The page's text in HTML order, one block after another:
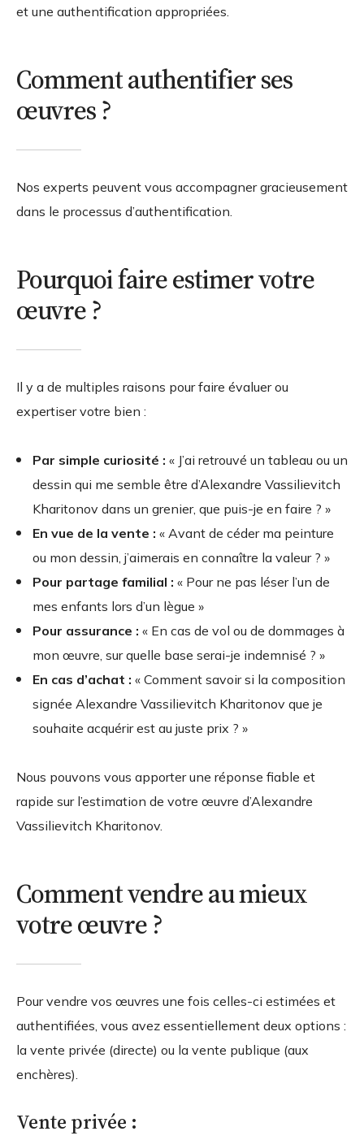
et une authentification appropriées.
Comment authentifier ses
œuvres ?
Nos experts peuvent vous accompagner gracieusement
dans le processus d’authentification.
Pourquoi faire estimer votre
œuvre ?
Il y a de multiples raisons pour faire évaluer ou
expertiser votre bien :
Par simple curiosité : « J’ai retrouvé un tableau ou un
dessin qui me semble être d’Alexandre Vassilievitch
Kharitonov dans un grenier, que puis-je en faire ? »
En vue de la vente : « Avant de céder ma peinture
ou mon dessin, j’aimerais en connaître la valeur ? »
Pour partage familial : « Pour ne pas léser l’un de
mes enfants lors d’un lègue »
Pour assurance : « En cas de vol ou de dommages à
mon œuvre, sur quelle base serai-je indemnisé ? »
En cas d’achat : « Comment savoir si la composition
signée Alexandre Vassilievitch Kharitonov que je
souhaite acquérir est au juste prix ? »
Nous pouvons vous apporter une réponse fiable et
rapide sur l’estimation de votre œuvre d’Alexandre
Vassilievitch Kharitonov.
Comment vendre au mieux
votre œuvre ?
Pour vendre vos œuvres une fois celles-ci estimées et
authentifiées, vous avez essentiellement deux options :
la vente privée (directe) ou la vente publique (aux
enchères).
Vente privée :